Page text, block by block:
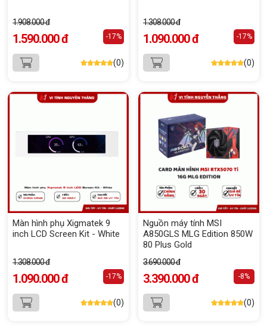
1.908.000 đ
1.590.000 đ -17%
(0)
1.308.000 đ
1.090.000 đ -17%
(0)
Màn hình phụ Xigmatek 9
inch LCD Screen Kit - White
1.308.000 đ
1.090.000 đ -17%
(0)
Nguồn máy tính MSI
A850GLS MLG Edition 850W
80 Plus Gold
3.690.000 đ
3.390.000 đ -8%
(0)